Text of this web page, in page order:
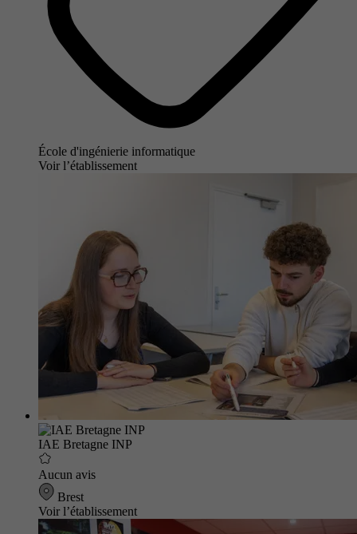
École d'ingénierie informatique
Voir l’établissement
IAE Bretagne INP
Aucun avis
Brest
Voir l’établissement